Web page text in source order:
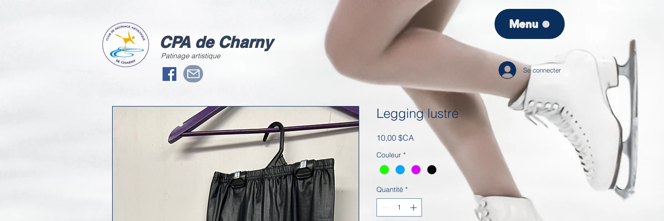
CPA de Charny
Patinage artistique
Menu
Se connecter
Legging lustré
10,00 $CA
Couleur *
Quantité *